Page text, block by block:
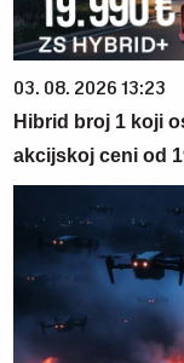
03. 08. 2026 13:23
Hibrid broj 1 koji
akcijskoj ceni od